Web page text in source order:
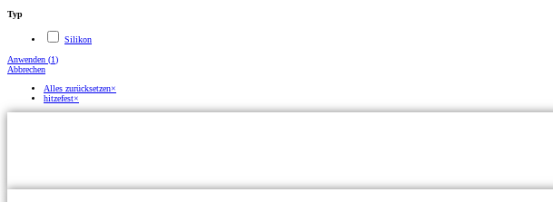
Typ
Silikon
Anwenden (1)
Abbrechen
Alles zurücksetzen×
hitzefest×